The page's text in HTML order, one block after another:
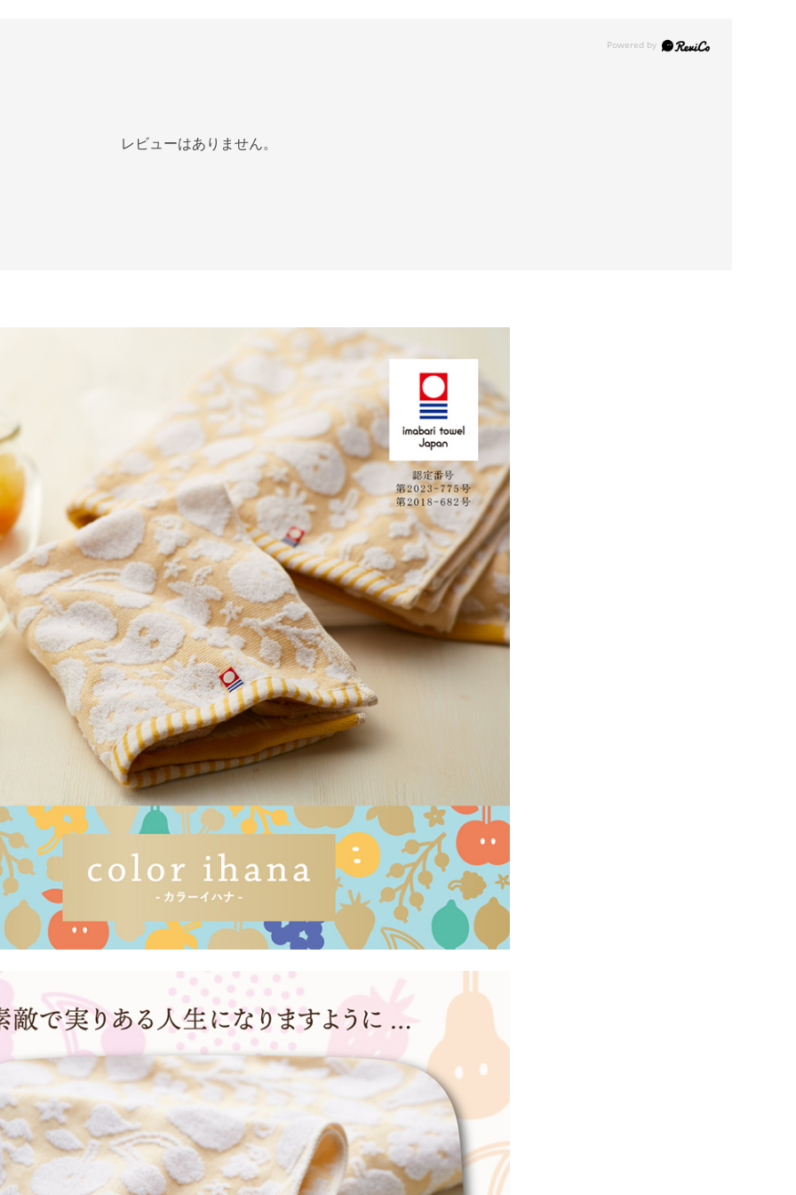
レビューはありません。